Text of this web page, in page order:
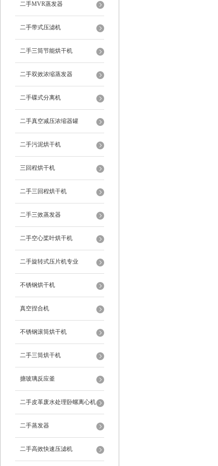
二手MVR蒸发器
二手带式压滤机
二手三筒节能烘干机
二手双效浓缩蒸发器
二手碟式分离机
二手真空减压浓缩器罐
二手污泥烘干机
三回程烘干机
二手三回程烘干机
二手三效蒸发器
二手空心桨叶烘干机
二手旋转式压片机专业
不锈钢烘干机
真空捏合机
不锈钢滚筒烘干机
二手三筒烘干机
搪玻璃反应釜
二手皮革废水处理卧螺离心机
二手蒸发器
二手高效快速压滤机